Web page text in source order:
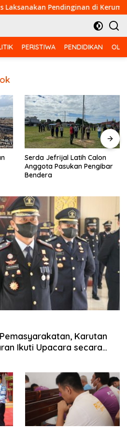
Pendinginan di Kerumutan
PERISTIWA PENDIDIKAN
Serda Jefrijal Latih Calon
Anggota Pasukan Pengibar
Bendera
Karutan
Ikuti Upacara secara